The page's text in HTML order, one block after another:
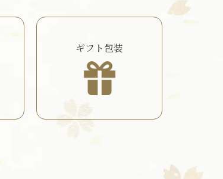
ギフト包装